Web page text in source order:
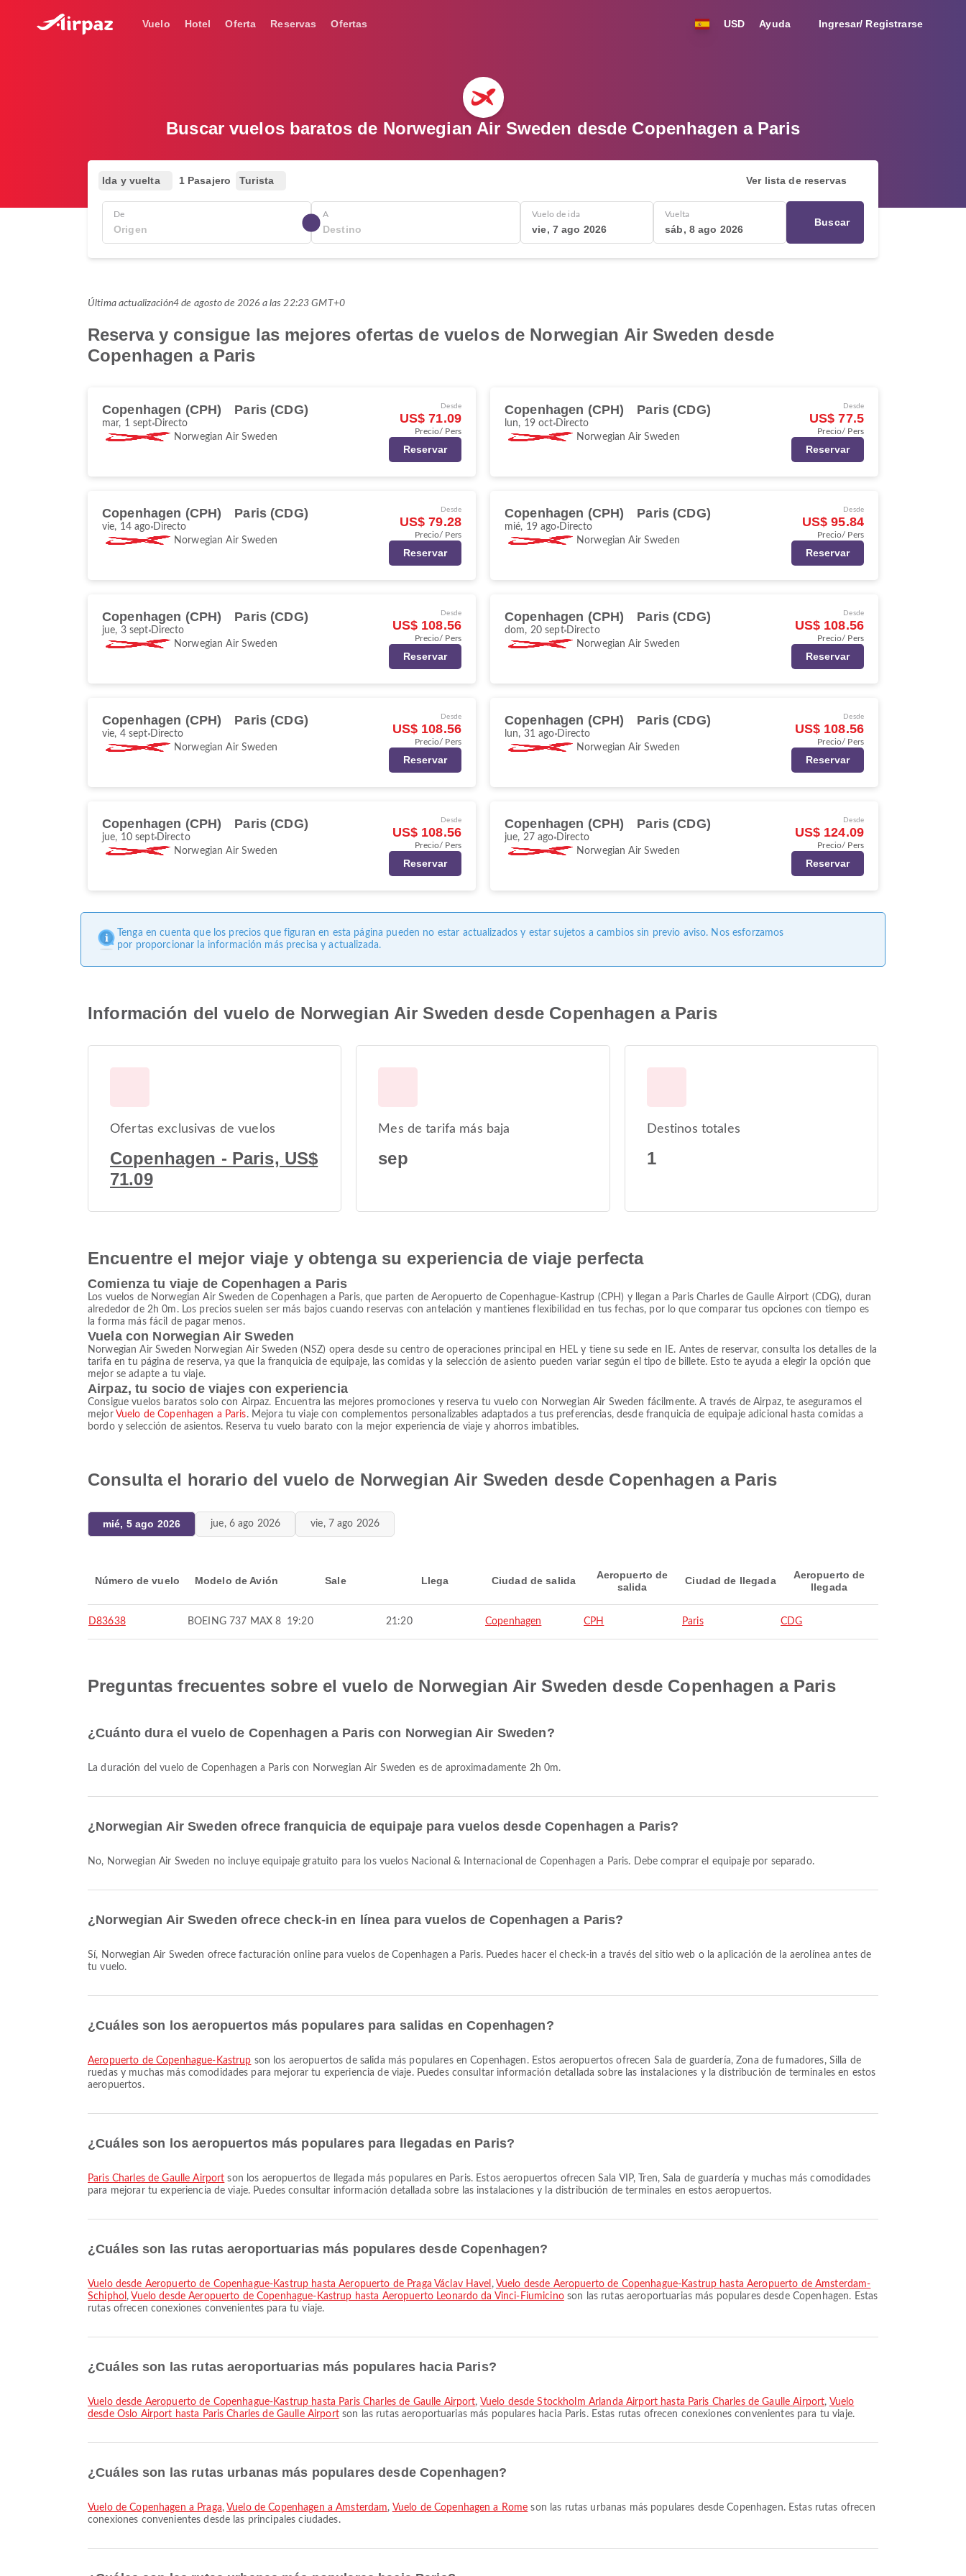
Vuelo Hotel Oferta Reservas Ofertas USD Ayuda Ingresar/ Registrarse
Buscar vuelos baratos de Norwegian Air Sweden desde Copenhagen a Paris
Ida y vuelta 1 Pasajero Turista Ver lista de reservas
De A Vuelo de ida
vie, 7 ago 2026
Vuelta
sáb, 8 ago 2026
Buscar
Última actualización4 de agosto de 2026 a las 22:23 GMT+0
Reserva y consigue las mejores ofertas de vuelos de Norwegian Air Sweden desde
Copenhagen a Paris
Copenhagen (CPH) Paris (CDG)
mar, 1 sept Directo
Norwegian Air Sweden
Desde
US$ 71.09
Precio/ Pers
Reservar
Copenhagen (CPH) Paris (CDG)
lun, 19 oct Directo
Norwegian Air Sweden
Desde
US$ 77.5
Precio/ Pers
Reservar
Copenhagen (CPH) Paris (CDG)
vie, 14 ago Directo
Norwegian Air Sweden
Desde
US$ 79.28
Precio/ Pers
Reservar
Copenhagen (CPH) Paris (CDG)
mié, 19 ago Directo
Norwegian Air Sweden
Desde
US$ 95.84
Precio/ Pers
Reservar
Copenhagen (CPH) Paris (CDG)
jue, 3 sept Directo
Norwegian Air Sweden
Desde
US$ 108.56
Precio/ Pers
Reservar
Copenhagen (CPH) Paris (CDG)
dom, 20 sept Directo
Norwegian Air Sweden
Desde
US$ 108.56
Precio/ Pers
Reservar
Copenhagen (CPH) Paris (CDG)
vie, 4 sept Directo
Norwegian Air Sweden
Desde
US$ 108.56
Precio/ Pers
Reservar
Copenhagen (CPH) Paris (CDG)
lun, 31 ago Directo
Norwegian Air Sweden
Desde
US$ 108.56
Precio/ Pers
Reservar
Copenhagen (CPH) Paris (CDG)
jue, 10 sept Directo
Norwegian Air Sweden
Desde
US$ 108.56
Precio/ Pers
Reservar
Copenhagen (CPH) Paris (CDG)
jue, 27 ago Directo
Norwegian Air Sweden
Desde
US$ 124.09
Precio/ Pers
Reservar
Tenga en cuenta que los precios que figuran en esta página pueden no estar actualizados y estar sujetos a cambios sin previo aviso. Nos esforzamos
por proporcionar la información más precisa y actualizada.
Información del vuelo de Norwegian Air Sweden desde Copenhagen a Paris
Ofertas exclusivas de vuelos
Copenhagen - Paris, US$
71.09
Mes de tarifa más baja
sep
Destinos totales
1
Encuentre el mejor viaje y obtenga su experiencia de viaje perfecta
Comienza tu viaje de Copenhagen a Paris
Los vuelos de Norwegian Air Sweden de Copenhagen a Paris, que parten de Aeropuerto de Copenhague-Kastrup (CPH) y llegan a Paris Charles de Gaulle Airport (CDG), duran
alrededor de 2h 0m. Los precios suelen ser más bajos cuando reservas con antelación y mantienes flexibilidad en tus fechas, por lo que comparar tus opciones con tiempo es
la forma más fácil de pagar menos.
Vuela con Norwegian Air Sweden
Norwegian Air Sweden Norwegian Air Sweden (NSZ) opera desde su centro de operaciones principal en HEL y tiene su sede en IE. Antes de reservar, consulta los detalles de la
tarifa en tu página de reserva, ya que la franquicia de equipaje, las comidas y la selección de asiento pueden variar según el tipo de billete. Esto te ayuda a elegir la opción que
mejor se adapte a tu viaje.
Airpaz, tu socio de viajes con experiencia
Consigue vuelos baratos solo con Airpaz. Encuentra las mejores promociones y reserva tu vuelo con Norwegian Air Sweden fácilmente. A través de Airpaz, te aseguramos el
mejor Vuelo de Copenhagen a Paris. Mejora tu viaje con complementos personalizables adaptados a tus preferencias, desde franquicia de equipaje adicional hasta comidas a
bordo y selección de asientos. Reserva tu vuelo barato con la mejor experiencia de viaje y ahorros imbatibles.
Consulta el horario del vuelo de Norwegian Air Sweden desde Copenhagen a Paris
mié, 5 ago 2026 jue, 6 ago 2026 vie, 7 ago 2026
Número de vuelo Modelo de Avión Sale Llega Ciudad de salida
Aeropuerto de
salida
Ciudad de llegada
Aeropuerto de
llegada
D83638 BOEING 737 MAX 8 19:20 21:20 Copenhagen CPH Paris CDG
Preguntas frecuentes sobre el vuelo de Norwegian Air Sweden desde Copenhagen a Paris
¿Cuánto dura el vuelo de Copenhagen a Paris con Norwegian Air Sweden?
La duración del vuelo de Copenhagen a Paris con Norwegian Air Sweden es de aproximadamente 2h 0m.
¿Norwegian Air Sweden ofrece franquicia de equipaje para vuelos desde Copenhagen a Paris?
No, Norwegian Air Sweden no incluye equipaje gratuito para los vuelos Nacional & Internacional de Copenhagen a Paris. Debe comprar el equipaje por separado.
¿Norwegian Air Sweden ofrece check-in en línea para vuelos de Copenhagen a Paris?
Sí, Norwegian Air Sweden ofrece facturación online para vuelos de Copenhagen a Paris. Puedes hacer el check-in a través del sitio web o la aplicación de la aerolínea antes de
tu vuelo.
¿Cuáles son los aeropuertos más populares para salidas en Copenhagen?
Aeropuerto de Copenhague-Kastrup son los aeropuertos de salida más populares en Copenhagen. Estos aeropuertos ofrecen Sala de guardería, Zona de fumadores, Silla de
ruedas y muchas más comodidades para mejorar tu experiencia de viaje. Puedes consultar información detallada sobre las instalaciones y la distribución de terminales en estos
aeropuertos.
¿Cuáles son los aeropuertos más populares para llegadas en Paris?
Paris Charles de Gaulle Airport son los aeropuertos de llegada más populares en Paris. Estos aeropuertos ofrecen Sala VIP, Tren, Sala de guardería y muchas más comodidades
para mejorar tu experiencia de viaje. Puedes consultar información detallada sobre las instalaciones y la distribución de terminales en estos aeropuertos.
¿Cuáles son las rutas aeroportuarias más populares desde Copenhagen?
Vuelo desde Aeropuerto de Copenhague-Kastrup hasta Aeropuerto de Praga Václav Havel , Vuelo desde Aeropuerto de Copenhague-Kastrup hasta Aeropuerto de Ámsterdam-
Schiphol , Vuelo desde Aeropuerto de Copenhague-Kastrup hasta Aeropuerto Leonardo da Vinci-Fiumicinoson las rutas aeroportuarias más populares desde Copenhagen. Estas
rutas ofrecen conexiones convenientes para tu viaje.
¿Cuáles son las rutas aeroportuarias más populares hacia Paris?
Vuelo desde Aeropuerto de Copenhague-Kastrup hasta Paris Charles de Gaulle Airport, Vuelo desde Stockholm Arlanda Airport hasta Paris Charles de Gaulle Airport, Vuelo
desde Oslo Airport hasta Paris Charles de Gaulle Airportson las rutas aeroportuarias más populares hacia Paris. Estas rutas ofrecen conexiones convenientes para tu viaje.
¿Cuáles son las rutas urbanas más populares desde Copenhagen?
Vuelo de Copenhagen a Praga, Vuelo de Copenhagen a Amsterdam, Vuelo de Copenhagen a Rome son las rutas urbanas más populares desde Copenhagen. Estas rutas ofrecen
conexiones convenientes desde las principales ciudades.